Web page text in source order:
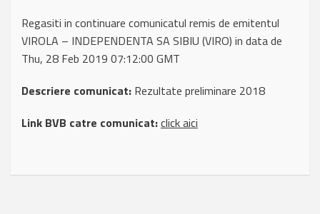
Regasiti in continuare comunicatul remis de emitentul
VIROLA – INDEPENDENTA SA SIBIU (VIRO) in data de
Thu, 28 Feb 2019 07:12:00 GMT
Descriere comunicat: Rezultate preliminare 2018
Link BVB catre comunicat:click aici